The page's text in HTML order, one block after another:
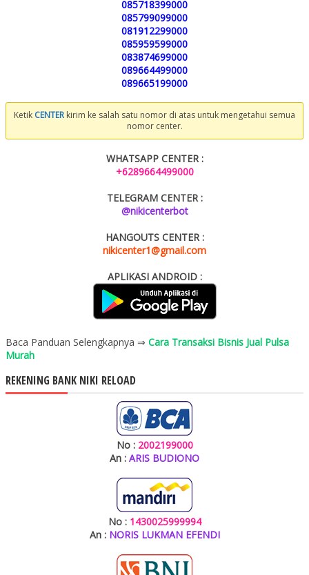
085718399000
085799099000
081912299000
085959599000
083874699000
089664499000
089665199000
Ketik CENTER kirim ke salah satu nomor di atas untuk mengetahui semua
nomor center.
WHATSAPP CENTER :
+6289664499000
TELEGRAM CENTER :
@nikicenterbot
HANGOUTS CENTER :
nikicenter1@gmail.com
APLIKASI ANDROID :
Baca Panduan Selengkapnya ⇒ Cara Transaksi Bisnis Jual Pulsa
Murah
REKENING BANK NIKI RELOAD
No : 2002199000
An : ARIS BUDIONO
No : 1430025999994
An : NORIS LUKMAN EFENDI